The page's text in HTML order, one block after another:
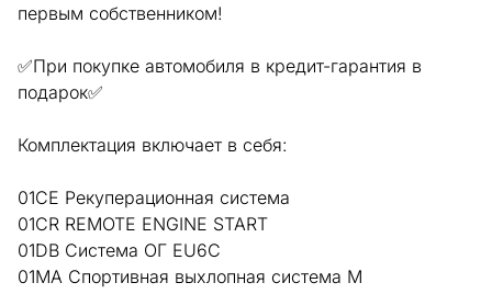
первым собственником!
✅При покупке автомобиля в кредит-гарантия в
подарок✅
Комплектация включает в себя:
01CE Рекуперационная система
01CR REMOTE ENGINE START
01DB Система ОГ EU6C
01MA Спортивная выхлопная система M